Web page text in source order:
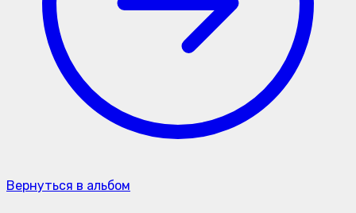
Вернуться в альбом